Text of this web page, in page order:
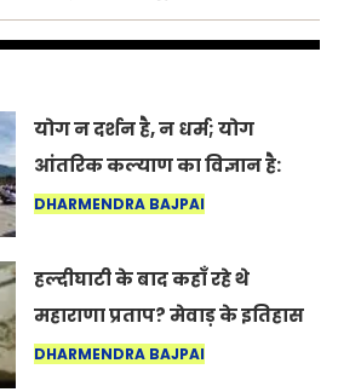
योग न दर्शन है, न धर्म; योग
आंतरिक कल्याण का विज्ञान है:
अंतरराष्ट्रीय योग दिवस 2026 पर
DHARMENDRA BAJPAI
हल्दीघाटी के बाद कहाँ रहे थे
महाराणा प्रताप? मेवाड़ के इतिहास
का वह अनकहा अध्याय जो आज भी
DHARMENDRA BAJPAI